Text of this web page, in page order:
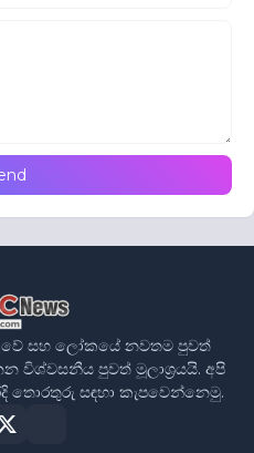
සහ ලෝකයේ නවතම පුවත්
විශ්වසනීය පුවත් මූලාශ්‍රයයි. අපි
තොරතුරු සඳහා කැපවෙන්නෙමු.